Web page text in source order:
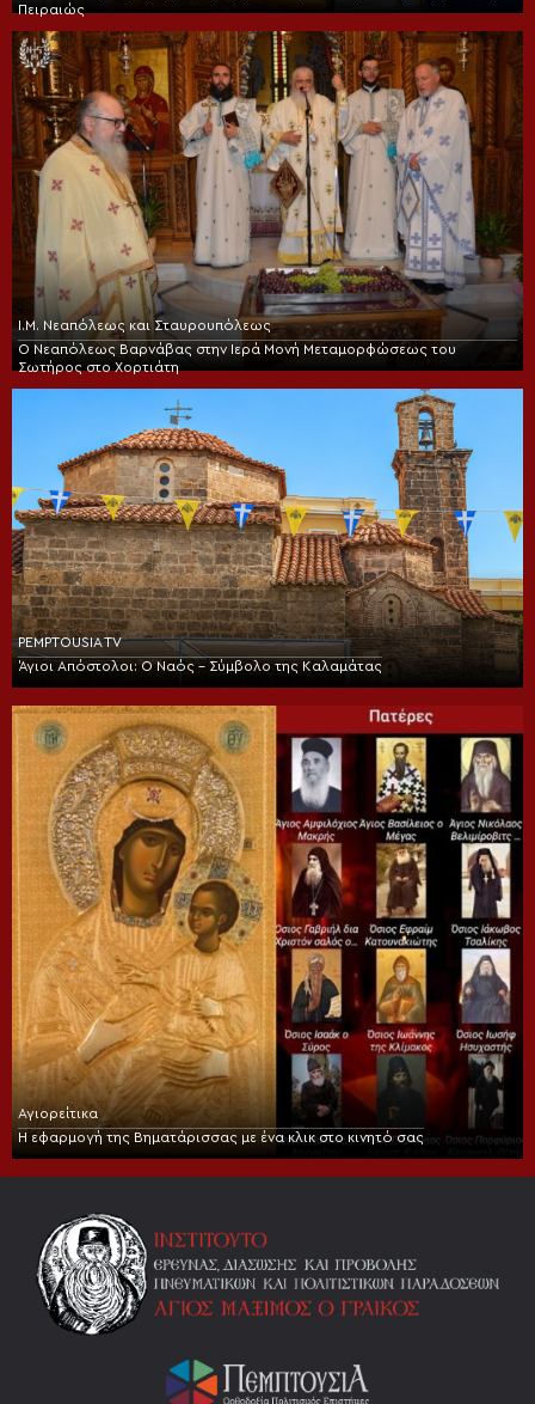
Πειραιώς
Ι.Μ. Νεαπόλεως και Σταυρουπόλεως
Ο Νεαπόλεως Βαρνάβας στην Ιερά Μονή Μεταμορφώσεως του
Σωτήρος στο Χορτιάτη
PEMPTOUSIA TV
Άγιοι Απόστολοι: Ο Ναός – Σύμβολο της Καλαμάτας
Αγιορείτικα
Η εφαρμογή της Βηματάρισσας με ένα κλικ στο κινητό σας